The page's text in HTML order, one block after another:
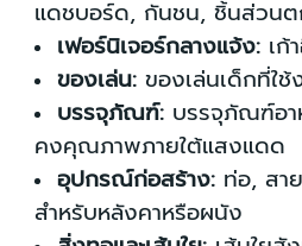
แดชบอร์ด, กันชน, ชิ้นส่วน
เฟอร์นิเจอร์กลางแจ้ง: เก้
ของเล่น: ของเล่นเด็กที่ใ
บรรจุภัณฑ์: บรรจุภัณฑ์อา
คงคุณภาพภายใต้แสงแดด
อุปกรณ์ก่อสร้าง: ท่อ, สา
สำหรับหลังคาหรือผนัง